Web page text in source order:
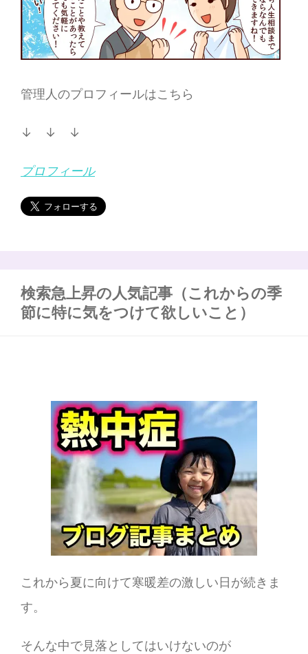
管理人のプロフィールはこちら
↓ ↓ ↓
プロフィール
検索急上昇の人気記事（これからの季
節に特に気をつけて欲しいこと）
これから夏に向けて寒暖差の激しい日が続きま
す。
そんな中で見落としてはいけないのが